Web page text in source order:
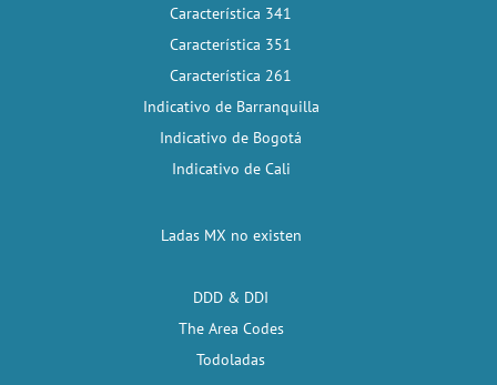
Característica 341
Característica 351
Característica 261
Indicativo de Barranquilla
Indicativo de Bogotá
Indicativo de Cali
Ladas MX no existen
DDD & DDI
The Area Codes
Todoladas